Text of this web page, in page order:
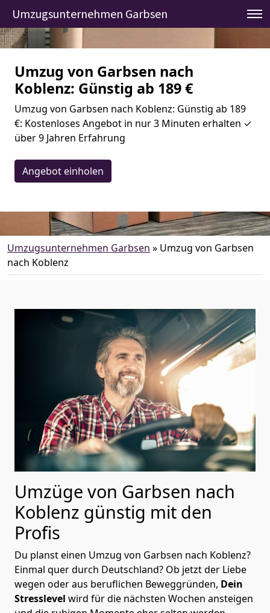
Umzugsunternehmen Garbsen
Umzug von Garbsen nach
Koblenz: Günstig ab 189 €
Umzug von Garbsen nach Koblenz: Günstig ab 189
€: Kostenloses Angebot in nur 3 Minuten erhalten ✓
über 9 Jahren Erfahrung
Angebot einholen
Umzugsunternehmen Garbsen » Umzug von Garbsen
nach Koblenz
Umzüge von Garbsen nach
Koblenz günstig mit den
Profis
Du planst einen Umzug von Garbsen nach Koblenz?
Einmal quer durch Deutschland? Ob jetzt der Liebe
wegen oder aus beruflichen Beweggründen, Dein
Stresslevel wird für die nächsten Wochen ansteigen